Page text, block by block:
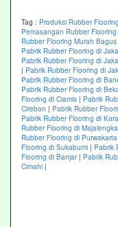
Tag : Produksi Rubber
Pemasangan Rubber
Rubber Flooring Murah
Pabrik Rubber Flooring di
Pabrik Rubber Flooring di
| Pabrik Rubber Flooring di
Pabrik Rubber Flooring di
Pabrik Rubber Flooring di
Flooring di Ciamis | Pabrik
Cirebon | Pabrik Rubber
Pabrik Rubber Flooring di
Rubber Flooring di Majalengka
Rubber Flooring di Purwakarta
Flooring di Sukabumi | Pabrik
Flooring di Banjar| Pabrik
Cimahi |